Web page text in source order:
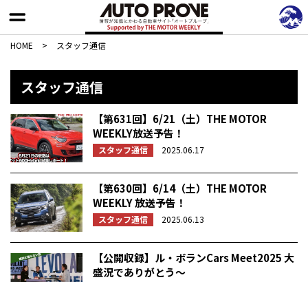
HOME > スタッフ通信
スタッフ通信
【第631回】6/21（土）THE MOTOR
WEEKLY放送予告！
スタッフ通信 2025.06.17
【第630回】6/14（土）THE MOTOR
WEEKLY 放送予告！
スタッフ通信 2025.06.13
【公開収録】ル・ボランCars Meet2025 大
盛況でありがとう〜